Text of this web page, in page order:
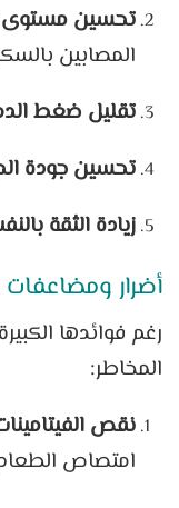
تحسين مستوى
المصابين
تقليل ضغط
تحسين جودة
زيادة الثقة
أضرار
رغم فوائدها
المخاطر:
نقص
امتصاص